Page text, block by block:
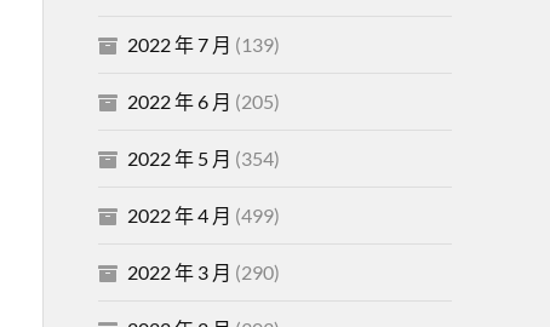
2022 年 7 月 (139)
2022 年 6 月 (205)
2022 年 5 月 (354)
2022 年 4 月 (499)
2022 年 3 月 (290)